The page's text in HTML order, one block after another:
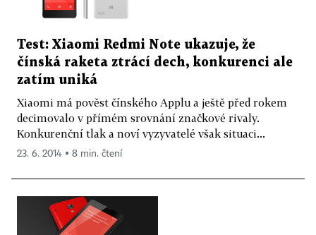
Test: Xiaomi Redmi Note ukazuje, že
čínská raketa ztrácí dech, konkurenci ale
zatím uniká
Xiaomi má pověst čínského Applu a ještě před rokem
decimovalo v přímém srovnání značkové rivaly.
Konkurenční tlak a noví vyzyvatelé však situaci...
23. 6. 2014 ▪ 8 min. čtení